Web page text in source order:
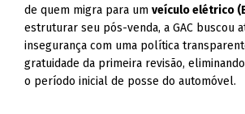
de quem migra para umveículo elétrico
estruturar seu pós-venda, a GAC buscou
insegurança com uma política
gratuidade da primeira revisão,
o período inicial de posse do automóvel.